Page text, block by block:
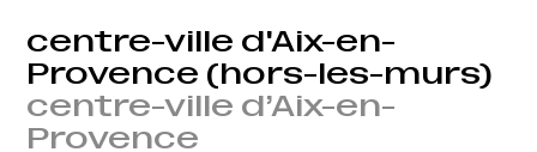
centre-ville d'Aix-en-
Provence (hors-les-murs)
centre-ville d’Aix-en-
Provence